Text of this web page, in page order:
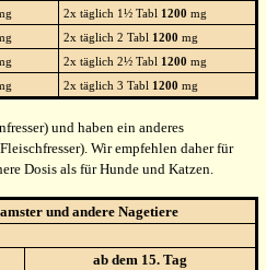
2x täglich 1½ Tabl 1200 mg
2x täglich 2 Tabl 1200 mg
2x täglich 2½ Tabl 1200 mg
2x täglich 3 Tabl 1200 mg
und haben ein anderes
Wir empfehlen daher für
Dosis als für Hunde und Katzen.
und andere Nagetiere
ab dem 15. Tag